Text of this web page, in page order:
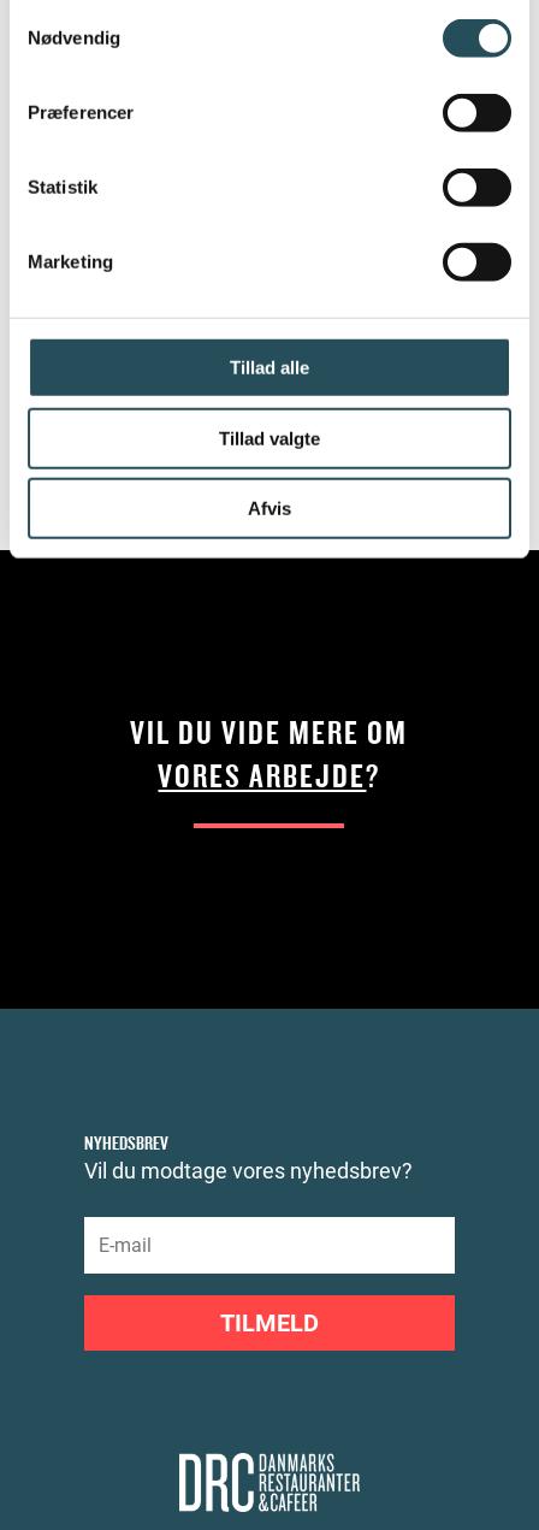
Nødvendig
Præferencer
Statistik
Marketing
Tillad alle
Tillad valgte
Afvis
Besøg erhvervspuljens
hjemmeside her:
ERHVERVSPULJEN
VIL DU VIDE MERE OM
VORES ARBEJDE?
NYHEDSBREV
Vil du modtage vores nyhedsbrev?
TILMELD